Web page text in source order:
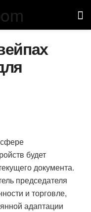
будет
документа.
председателя
и торговле,
адаптации